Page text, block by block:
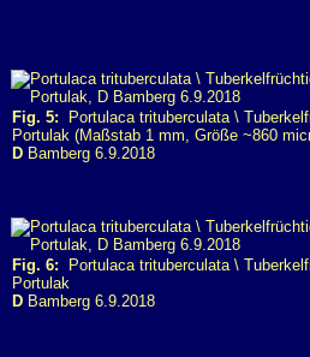
Fig. 5: Portulaca trituberculata \
Portulak (Maßstab 1 mm, Größe ~860
D Bamberg 6.9.2018
Fig. 6: Portulaca trituberculata \
Portulak
D Bamberg 6.9.2018